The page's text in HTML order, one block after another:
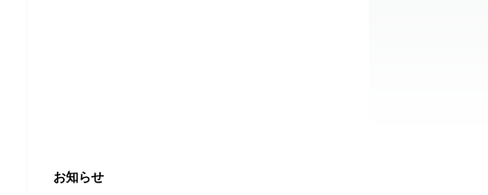
お知らせ